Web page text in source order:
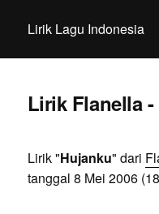
Lirik Lagu Indonesia
Lirik Flanella
Lirik "Hujanku" dari
tanggal 8 Mei 2006